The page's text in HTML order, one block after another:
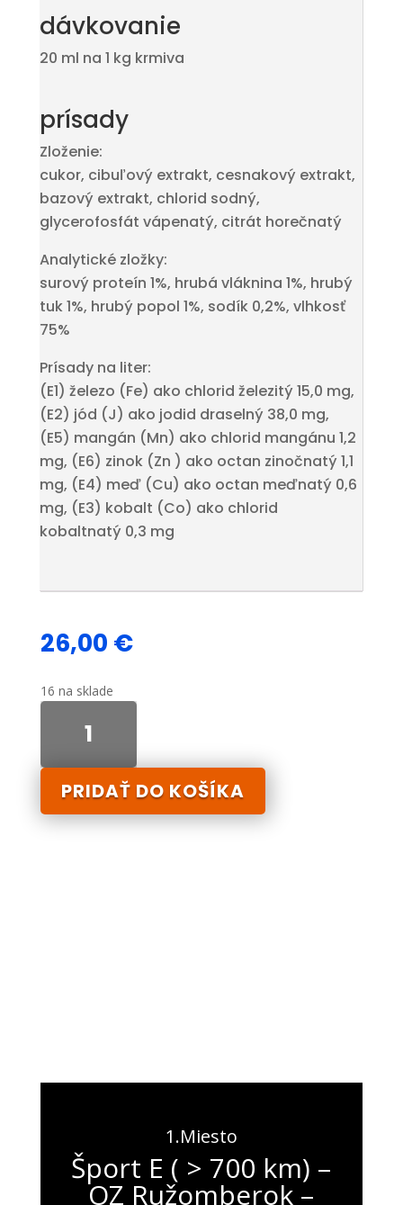
dávkovanie
20 ml na 1 kg krmiva
prísady
Zloženie:
cukor, cibuľový extrakt, cesnakový extrakt,
bazový extrakt, chlorid sodný,
glycerofosfát vápenatý, citrát horečnatý
Analytické zložky:
surový proteín 1%, hrubá vláknina 1%, hrubý
tuk 1%, hrubý popol 1%, sodík 0,2%, vlhkosť
75%
Prísady na liter:
(E1) železo (Fe) ako chlorid železitý 15,0 mg,
(E2) jód (J) ako jodid draselný 38,0 mg,
(E5) mangán (Mn) ako chlorid mangánu 1,2
mg, (E6) zinok (Zn ) ako octan zinočnatý 1,1
mg, (E4) meď (Cu) ako octan meďnatý 0,6
mg, (E3) kobalt (Co) ako chlorid
kobaltnatý 0,3 mg
26,00 €
16 na sklade
množstvo
Elixier
PRIDAŤ DO KOŠÍKA
1.Miesto
Šport E ( > 700 km) –
OZ Ružomberok –